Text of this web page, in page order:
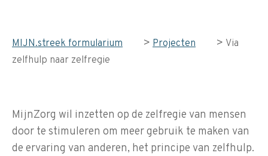
MIJN.streek formularium > Projecten > Via
zelfhulp naar zelfregie
MijnZorg wil inzetten op de zelfregie van mensen
door te stimuleren om meer gebruik te maken van
de ervaring van anderen, het principe van zelfhulp.